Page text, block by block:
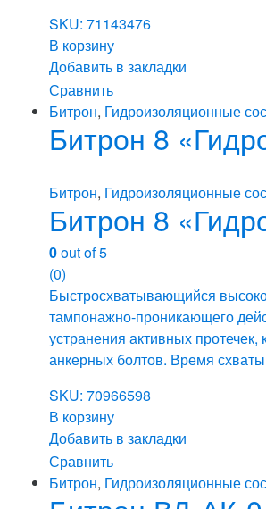
SKU: 71143476
В корзину
Добавить в закладки
Сравнить
Битрон, Гидроизоляционные
Битрон 8
Битрон, Гидроизоляционные
Битрон 8
0out of 5
(0)
Быстросхватывающийся
тампонажно-проникающего
устранения активных протечек,
анкерных болтов. Время
SKU: 70966598
В корзину
Добавить в закладки
Сравнить
Битрон, Гидроизоляционные